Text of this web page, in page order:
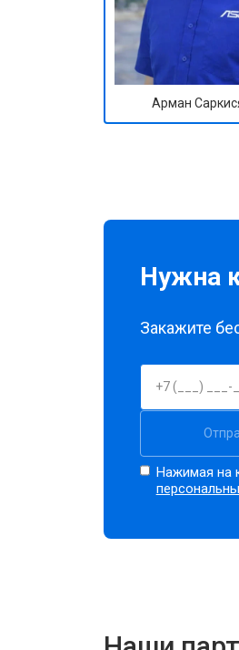
Арман
Нужна
Закажите
Нажимая на